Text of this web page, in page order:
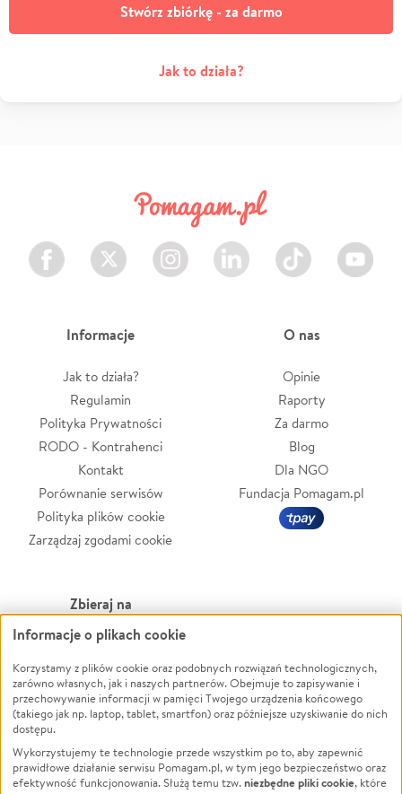
Stwórz zbiórkę - za darmo
Jak to działa?
Facebook Twitter Instagram LinkedIn TikTok Youtube
Informacje
Jak to działa?
Regulamin
Polityka Prywatności
RODO - Kontrahenci
Kontakt
Porównanie serwisów
Polityka plików cookie
Zarządzaj zgodami cookie
O nas
Opinie
Raporty
Za darmo
Blog
Dla NGO
Fundacja Pomagam.pl
Zbieraj na
Leczenie
Zwierzęta
Pożar
Ukraina
Pomoc Finansowa
Projekty
Powódź
Wichura
NGO
Edukacja
Podróż
Informacje o plikach cookie
Korzystamy z plików cookie oraz podobnych rozwiązań technologicznych,
zarówno własnych, jak i naszych partnerów. Obejmuje to zapisywanie i
przechowywanie informacji w pamięci Twojego urządzenia końcowego
(takiego jak np. laptop, tablet, smartfon) oraz późniejsze uzyskiwanie do nich
dostępu.
Wykorzystujemy te technologie przede wszystkim po to, aby zapewnić
prawidłowe działanie serwisu Pomagam.pl, w tym jego bezpieczeństwo oraz
efektywność funkcjonowania. Służą temu tzw.niezbędne pliki cookie, które